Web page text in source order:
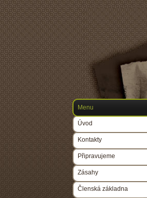
Menu
Úvod
Kontakty
Připravujeme
Zásahy
Členská základna